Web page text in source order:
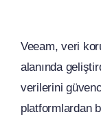
Veeam, veri
alanında
verilerini
platformlardan